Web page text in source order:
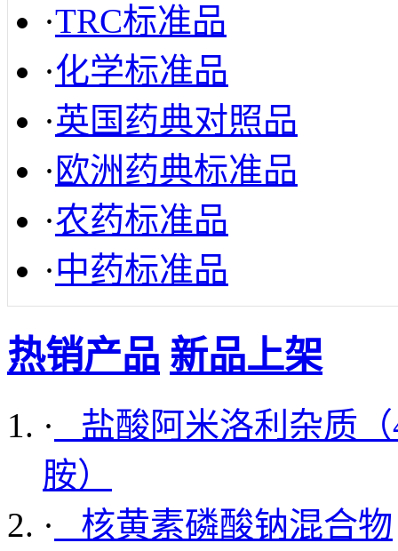
·TRC标准品
·化学标准品
·英国药典对照品
· 欧洲药典标准品
·农药标准品
·中药标准品
热销产品 新品上架
· 盐酸阿米洛利杂质
胺）
· 核黄素磷酸钠混合物